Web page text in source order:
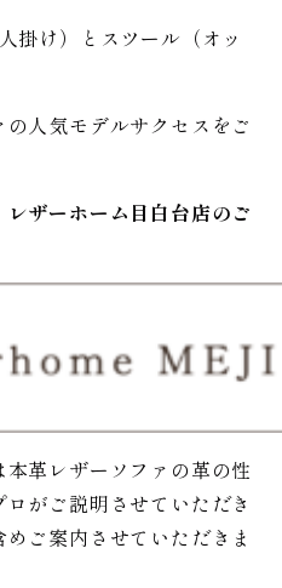
掛け）とスツール（オッ
人気モデルサクセスをご
ザーホーム 目白台店のご
革レザーソファの革の性
がご説明させていただき
ご案内させていただきま